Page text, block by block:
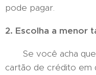
pode pagar.
2. Escolha a menor
Se você acha que
cartão de crédito em